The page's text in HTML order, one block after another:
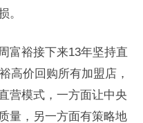
。
富裕接下来13年坚持直
高价回购所有加盟店，
营模式，一方面让中央
量，另一方面有策略地